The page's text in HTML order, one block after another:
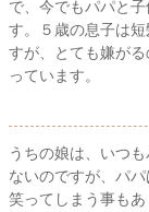
で、今でもパパと
す。５歳の息子は
すが、とても嫌が
っています。
うちの娘は、いつ
ないのですが、パ
笑ってしまう事も